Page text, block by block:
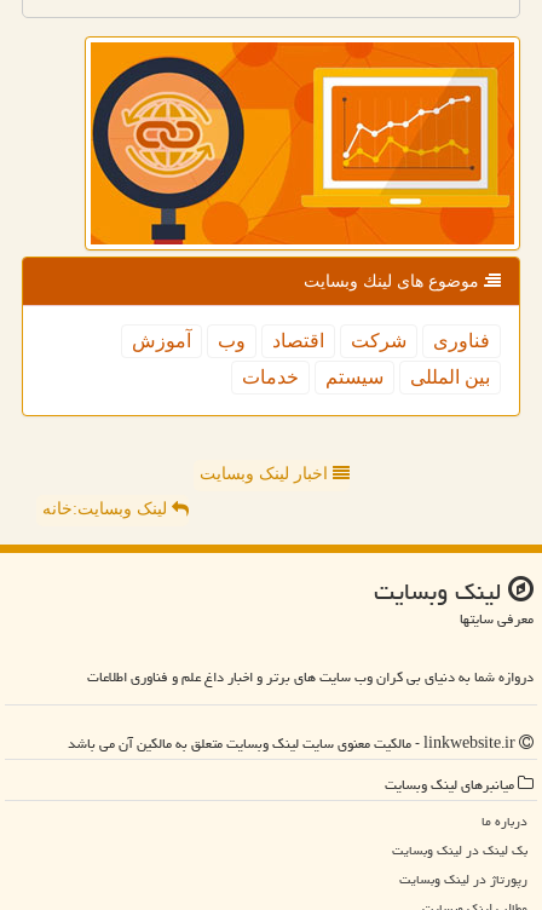
موضوع های لینك وبسایت
فناوری شركت اقتصاد وب
آموزش
بین المللی
سیستم خدمات
اخبار لینک وبسایت
لینک وبسایت:خانه
لینك وبسایت
معرفی سایتها
دروازه شما به دنیای بی کران وب سایت های برتر و اخبار داغ علم و فناوری اطلاعات
میانبرهای لینك وبسایت
درباره ما
بک لینک در لینك وبسایت
رپورتاژ در لینك وبسایت